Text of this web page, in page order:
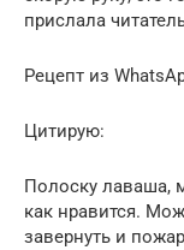
прислала
Рецепт из
Цитирую:
Полоску лаваша,
как нравится.
завернуть и